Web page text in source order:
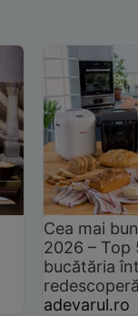
Cea mai
2026 –
bucătăria
adevarul.ro